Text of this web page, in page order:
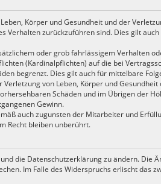
Körper und Gesundheit und der
Verhalten zurückzuführen sind. Dies gilt
oder grob fahrlässigem Verhalten
(Kardinalpflichten) auf die bei
begrenzt. Dies gilt auch für mittelbare
von Leben, Körper und
Schäden und im Übrigen der
Gewinn.
auch zugunsten der Mitarbeiter und
Recht bleiben unberührt.
die Datenschutzerklärung zu ändern. Die
Im Falle des Widerspruchs erlischt das